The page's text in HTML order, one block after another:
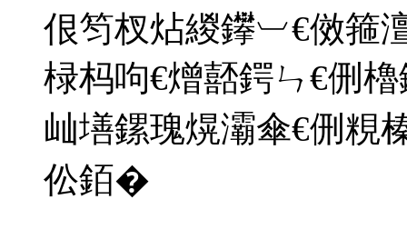
佷笉杈炶緵鑻︺€傚箍
椂杩呴€熷嚭鍔ㄣ€侀
屾墡鏍瑰熀灞傘€侀粯
伀銆�